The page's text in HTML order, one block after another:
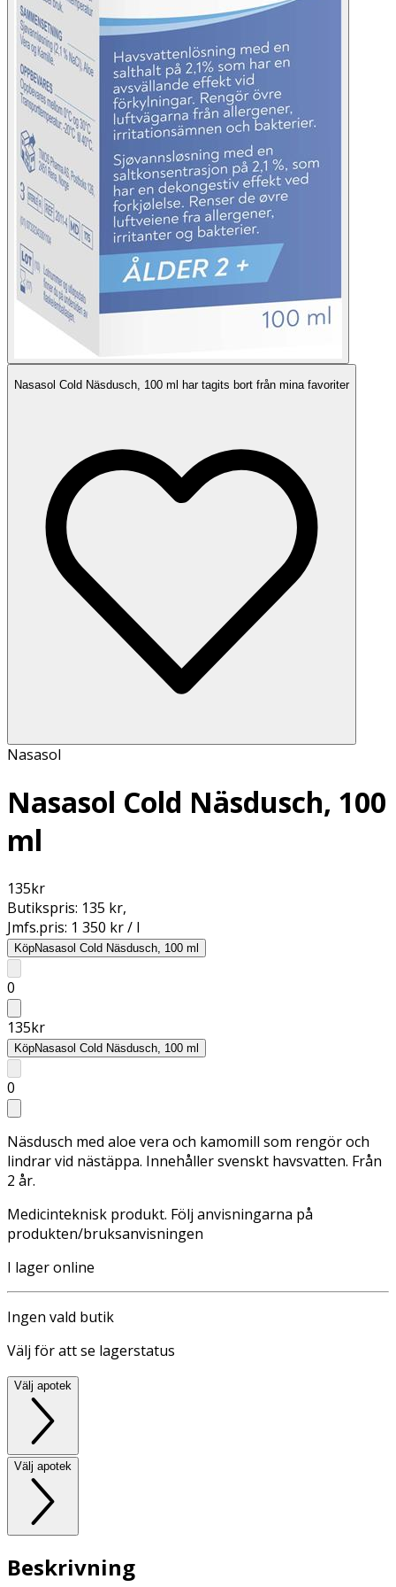
Nasasol Cold Näsdusch, 100 ml har tagits bort från mina favoriter
Nasasol
Nasasol Cold Näsdusch, 100
ml
135kr
Butikspris: 135 kr,
Jmfs.pris: 1 350 kr / l
KöpNasasol Cold Näsdusch, 100 ml
0
135kr
KöpNasasol Cold Näsdusch, 100 ml
0
Näsdusch med aloe vera och kamomill som rengör och
lindrar vid nästäppa. Innehåller svenskt havsvatten. Från
2 år.
Medicinteknisk produkt. Följ anvisningarna på
produkten/bruksanvisningen
I lager online
Ingen vald butik
Välj för att se lagerstatus
Välj apotek
Välj apotek
Beskrivning